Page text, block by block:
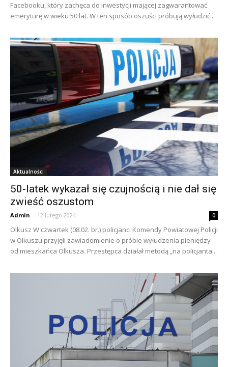
Facebooku, który zachęca do inwestycji mającej zagwarantować
emeryturę w wieku 50 lat. W ten sposób oszuści próbują wyłudzić...
Aktualności
50-latek wykazał się czujnością i nie dał się
zwieść oszustom
Admin - 12 lutego 2024 0
Olkusz W czwartek (08.02. br.) policjanci Komendy Powiatowej Policji
w Olkuszu przyjęli zawiadomienie o próbie wyłudzenia pieniędzy
od mieszkańca Olkusza. Przestępca działał metodą „na policjanta...